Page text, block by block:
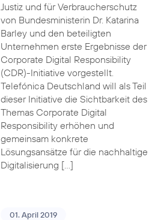
Justiz und für Verbraucherschutz
von Bundesministerin Dr. Katarina
Barley und den beteiligten
Unternehmen erste Ergebnisse der
Corporate Digital Responsibility
(CDR)-Initiative vorgestellt.
Telefónica Deutschland will als Teil
dieser Initiative die Sichtbarkeit des
Themas Corporate Digital
Responsibility erhöhen und
gemeinsam konkrete
Lösungsansätze für die nachhaltige
Digitalisierung […]
01. April 2019